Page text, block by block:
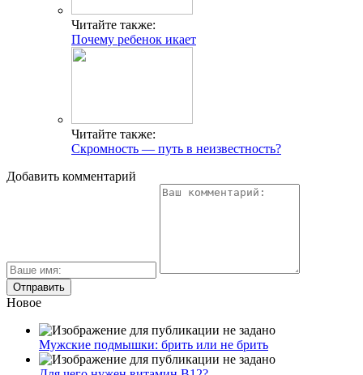
Читайте также:
Почему ребенок икает
Читайте также:
Скромность — путь в неизвестность?
Добавить комментарий
Новое
Мужские подмышки: брить или не брить